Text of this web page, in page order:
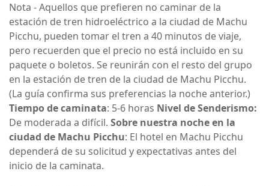
Nota - Aquellos que prefieren no caminar de la
estación de tren hidroeléctrico a la ciudad de Machu
Picchu, pueden tomar el tren a 40 minutos de viaje,
pero recuerden que el precio no está incluido en su
paquete o boletos. Se reunirán con el resto del grupo
en la estación de tren de la ciudad de Machu Picchu.
(La guía confirma sus preferencias la noche anterior.)
Tiempo de caminata: 5-6 horas Nivel de Senderismo:
De moderada a difícil. Sobre nuestra noche en la
ciudad de Machu Picchu: El hotel en Machu Picchu
dependerá de su solicitud y expectativas antes del
inicio de la caminata.